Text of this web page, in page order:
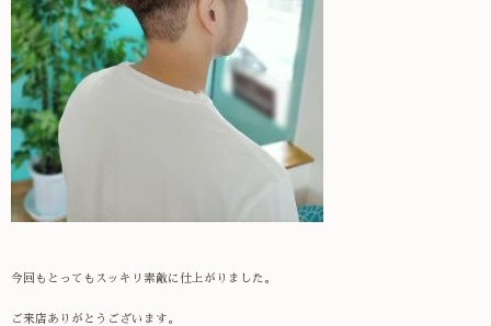
今回もとってもスッキリ素敵に仕上がりました。
ご来店ありがとうございます。